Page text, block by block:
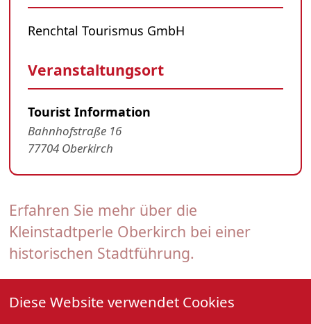
Diese Website verwendet Cookies
Erfahren Sie mehr über die
Kleinstadtperle Oberkirch bei einer
historischen Stadtführung.
Renchtal Tourismus GmbH
Veranstaltungsort
Tourist Information
Bahnhofstraße 16
77704 Oberkirch